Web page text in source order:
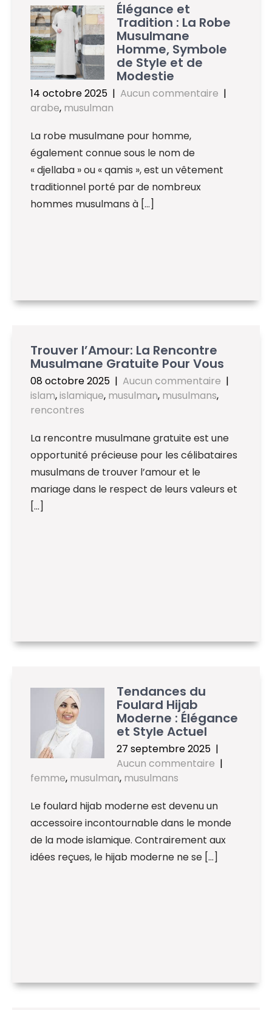
Élégance et
Tradition : La Robe
Musulmane
Homme, Symbole
de Style et de
Modestie
14 octobre 2025 | Aucun commentaire |
arabe, musulman
La robe musulmane pour homme,
également connue sous le nom de
« djellaba » ou « qamis », est un vêtement
traditionnel porté par de nombreux
hommes musulmans à […]
Trouver l’Amour: La Rencontre
Musulmane Gratuite Pour Vous
08 octobre 2025 | Aucun commentaire |
islam,islamique, musulman, musulmans,
rencontres
La rencontre musulmane gratuite est une
opportunité précieuse pour les célibataires
musulmans de trouver l’amour et le
mariage dans le respect de leurs valeurs et
[…]
Tendances du
Foulard Hijab
Moderne : Élégance
et Style Actuel
27 septembre 2025 |
Aucun commentaire |
femme, musulman, musulmans
Le foulard hijab moderne est devenu un
accessoire incontournable dans le monde
de la mode islamique. Contrairement aux
idées reçues, le hijab moderne ne se […]